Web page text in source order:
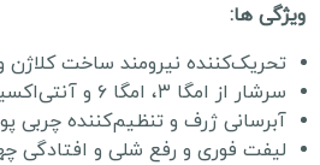
ویژگی ها:
تحریک‌کننده نیرومند ساخت کلاژن
سرشار از امگا ۳، امگا ۶ و آنتی‌اکسیدان‌های حیاتی
آبرسانی ژرف و تنظیم‌کننده چربی
لیفت فوری و رفع شلی و افتادگی